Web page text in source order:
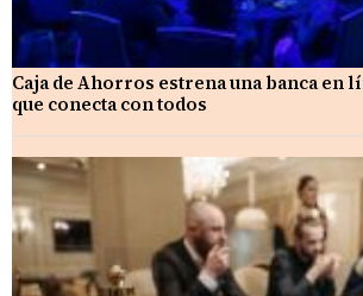
Caja de Ahorros estrena una banca en
que conecta con todos